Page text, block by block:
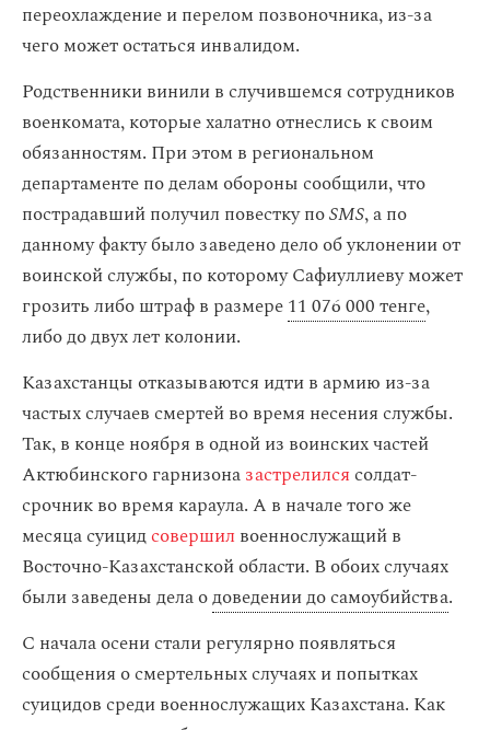
переохлаждение и перелом позвоночника, из-за
чего может остаться инвалидом.
Родственники винили в случившемся сотрудников
военкомата, которые халатно отнеслись к своим
обязанностям. При этом в региональном
департаменте по делам обороны сообщили, что
пострадавший получил повестку поSMS, а по
данному факту было заведено дело об уклонении от
воинской службы, по которому Сафиуллиеву может
грозить либо штраф в размере11 076 000 тенге,
либо до двух лет колонии.
Казахстанцы отказываются идти в армию из-за
частых случаев смертей во время несения службы.
Так, в конце ноября в одной из воинских частей
Актюбинского гарнизоназастрелилсясолдат-
срочник во время караула. А в начале того же
месяца суицидсовершил военнослужащий в
Восточно-Казахстанской области. В обоих случаях
были заведены дела одоведении до самоубийства.
С начала осени стали регулярно появляться
сообщения о смертельных случаях и попытках
суицидов среди военнослужащих Казахстана. Как